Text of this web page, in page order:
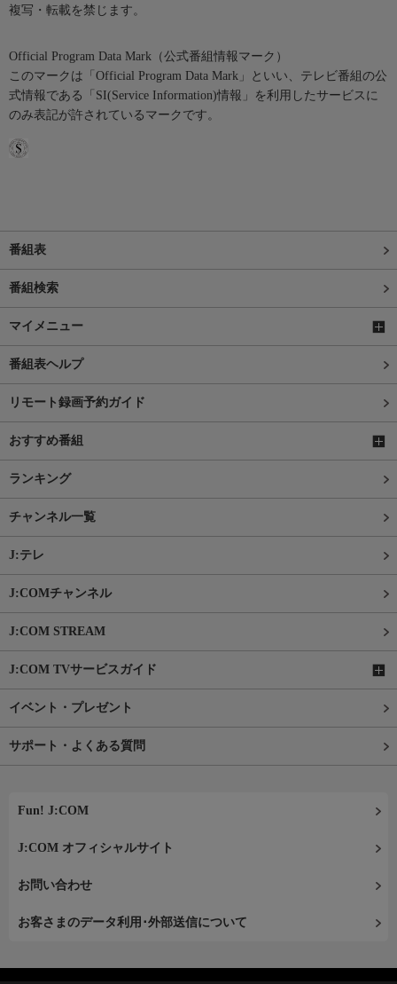
複写・転載を禁じます。
Official Program Data Mark（公式番組情報マーク）
このマークは「Official Program Data Mark」といい、テレビ番組の公
式情報である「SI(Service Information)情報」を利用したサービスに
のみ表記が許されているマークです。
番組表
番組検索
マイメニュー
番組表ヘルプ
リモート録画予約ガイド
おすすめ番組
ランキング
チャンネル一覧
J:テレ
J:COMチャンネル
J:COM STREAM
J:COM TVサービスガイド
イベント・プレゼント
サポート・よくある質問
Fun! J:COM
J:COM オフィシャルサイト
お問い合わせ
お客さまのデータ利用･外部送信について